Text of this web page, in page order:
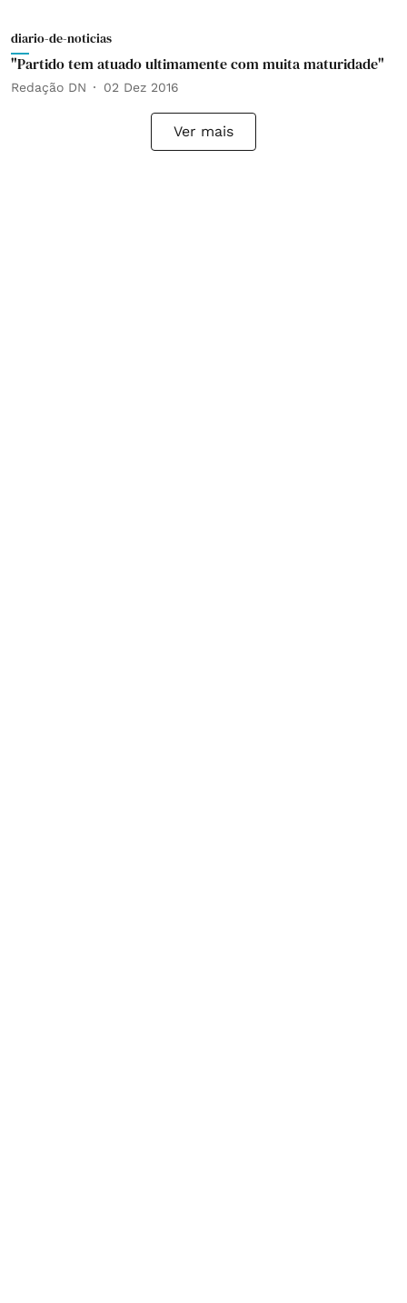
diario-de-noticias
"Partido tem atuado ultimamente com muita maturidade"
Redação DN 02 Dez 2016
Ver mais